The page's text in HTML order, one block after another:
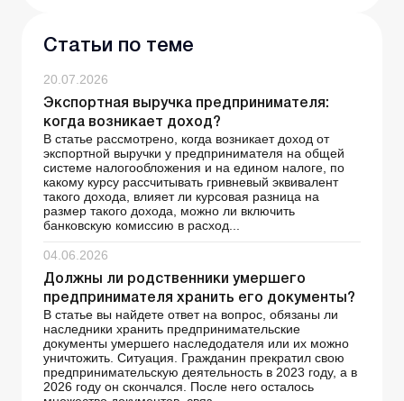
Статьи по теме
20.07.2026
Экспортная выручка предпринимателя:
когда возникает доход?
В статье рассмотрено, когда возникает доход от
экспортной выручки у предпринимателя на общей
системе налогообложения и на едином налоге, по
какому курсу рассчитывать гривневый эквивалент
такого дохода, влияет ли курсовая разница на
размер такого дохода, можно ли включить
банковскую комиссию в расход...
04.06.2026
Должны ли родственники умершего
предпринимателя хранить его документы?
В статье вы найдете ответ на вопрос, обязаны ли
наследники хранить предпринимательские
документы умершего наследодателя или их можно
уничтожить. Ситуация. Гражданин прекратил свою
предпринимательскую деятельность в 2023 году, а в
2026 году он скончался. После него осталось